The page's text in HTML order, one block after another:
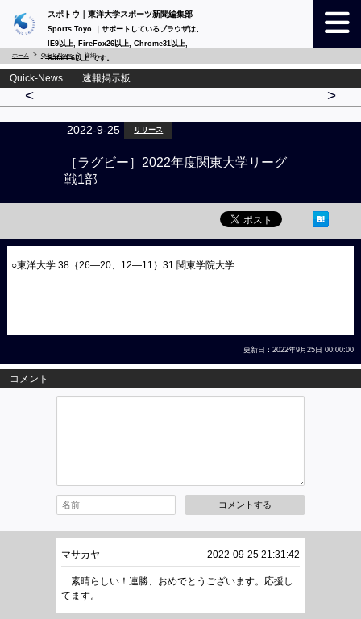
スポトウ｜東洋大学スポーツ新聞編集部
Sports Toyo ｜サポートしているブラウザは、
IE9以上, FireFox26以上, Chrome31以上,
Safari 6以上 です。
ホーム Quick-News 詳細
Quick-News 速報掲示板
< >
2022-9-25 リリース
［ラグビー］2022年度関東大学リーグ
戦1部
○東洋大学 38｛26―20、12―11｝31 関東学院大学
更新日：2022年9月25日 00:00:00
コメント
コメントする
マサカヤ 2022-09-25 21:31:42
素晴らしい！連勝、おめでとうございます。応援し
てます。